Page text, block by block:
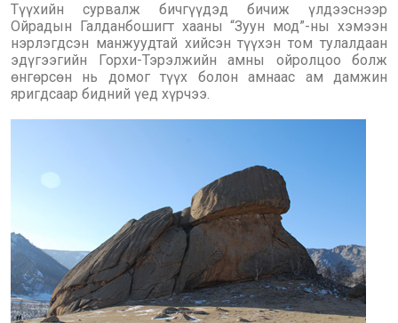
Түүхийн сурвалж бичгүүдэд бичиж үлдээснээр
Ойрадын Галданбошигт хааны “Зуун мод”-ны хэмээн
нэрлэгдсэн манжуудтай хийсэн түүхэн том тулалдаан
эдүгээгийн Горхи-Тэрэлжийн амны ойролцоо болж
өнгөрсөн нь домог түүх болон амнаас ам дамжин
яригдсаар бидний үед хүрчээ.